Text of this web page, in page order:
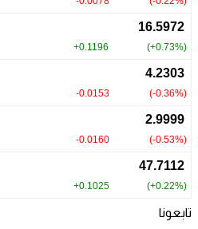
تابعونا